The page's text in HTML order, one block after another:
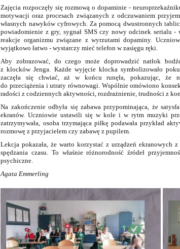
Zajęcia rozpoczęły się rozmową o dopaminie -
motywacji oraz procesach związanych z odczuwaniem
własnych nawyków cyfrowych. Za pomocą dwustronnych
powiadomienie z gry, sygnał SMS czy nowy odcinek serialu
reakcje organizmu związane z wyrzutami dopaminy.
wyjątkowo łatwo - wystarczy mieć telefon w zasięgu ręki.
Aby zobrazować, do czego może doprowadzić natłok
z klocków Jenga. Każde wyjęcie klocka symbolizowało
zaczęła się chwiać, aż w końcu runęła, pokazując, że
do przeciążenia i utraty równowagi. Wspólnie omówiono
radości z codziennych aktywności, rozdrażnienie, trudności z
Na zakończenie odbyła się zabawa przypominająca, że
ekranów. Uczniowie ustawili się w kole i w rytm muzyki
zatrzymywała, osoba trzymająca piłkę podawała przykład
rozmowę z przyjacielem czy zabawę z pupilem.
Lekcja pokazała, że warto korzystać z urządzeń ekranowych
spędzania czasu. To właśnie różnorodność źródeł
psychiczne.
Agata Emmerling